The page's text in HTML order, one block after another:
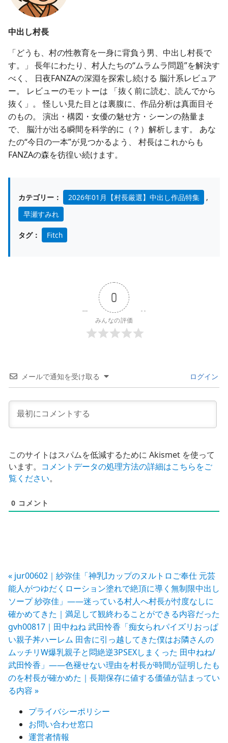
中出し村長
「どうも、村の性教育を一身に背負う男、中出し村長で
す。」 長年にわたり、村人たちの“ムラムラ問題”を解決す
べく、 日夜FANZAの深淵を探索し続ける 脳汁系レビュア
ー。 レビューのモットーは 「抜く前に読む、読んでから
抜く」。 怪しい見た目とは裏腹に、作品分析は真面目そ
のもの。 演出・構図・女優の魅せ方・シーンの熱量ま
で、 脳汁が出る瞬間を科学的に（？）解析します。 あな
たの“今日の一本”が見つかるよう、 村長はこれからも
FANZAの森を彷徨い続けます。
カテゴリー： 2026年01月【村長厳選】中出し作品特集
,
早瀬すみれ
タグ： Fitch
0
みんなの評価
メールで通知を受け取る ログイン
このサイトはスパムを低減するために Akismet を使って
います。 コメントデータの処理方法の詳細はこちらをご
覧ください。
0 コメント
投
稿
ナ
ビ
ゲ
ー
シ
ョ
ン
« jur00602｜紗弥佳「神乳Iカップのヌルトロご奉仕 元芸
能人がつゆだくローション塗れで絶頂に導く無制限中出し
ソープ 紗弥佳」——迷っている村人へ村長が忖度なしに
確かめてきた｜満足して観終わることができる内容だった
gvh00817｜田中ねね 武田怜香「痴女られパイズリおっぱ
い親子丼ハーレム 田舎に引っ越してきた僕はお隣さんの
ムッチリW爆乳親子と悶絶逆3PSEXしまくった 田中ねね/
武田怜香」——色褪せない理由を村長が時間が証明したも
のを村長が確かめた｜長期保存に値する価値が詰まってい
る内容 »
プライバシーポリシー
お問い合わせ窓口
運営者情報